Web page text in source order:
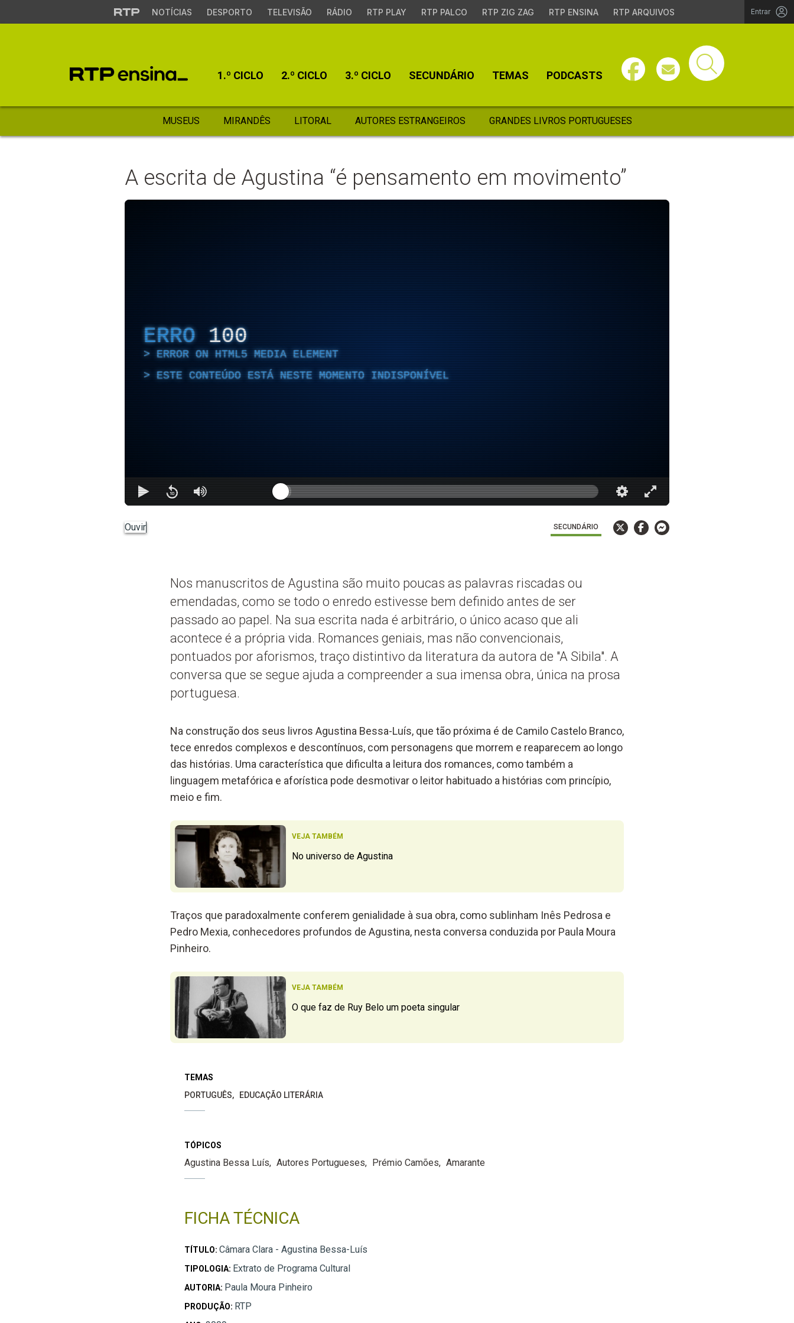
NOTÍCIAS DESPORTO TELEVISÃO RÁDIO RTP PLAY RTP PALCO RTP ZIG ZAG RTP ENSINA RTP ARQUIVOS Entrar
1.º CICLO 2.º CICLO 3.º CICLO SECUNDÁRIO TEMAS PODCASTS
MUSEUS MIRANDÊS LITORAL AUTORES ESTRANGEIROS GRANDES LIVROS PORTUGUESES
A escrita de Agustina “é pensamento em movimento”
ERRO 100
ERROR ON HTML5 MEDIA ELEMENT
ESTE CONTEÚDO ESTÁ NESTE MOMENTO INDISPONÍVEL
Ouvir SECUNDÁRIO
Nos manuscritos de Agustina são muito poucas as palavras riscadas ou
emendadas, como se todo o enredo estivesse bem definido antes de ser
passado ao papel. Na sua escrita nada é arbitrário, o único acaso que ali
acontece é a própria vida. Romances geniais, mas não convencionais,
pontuados por aforismos, traço distintivo da literatura da autora de "A Sibila". A
conversa que se segue ajuda a compreender a sua imensa obra, única na prosa
portuguesa.
Na construção dos seus livros Agustina Bessa-Luís, que tão próxima é de Camilo Castelo Branco,
tece enredos complexos e descontínuos, com personagens que morrem e reaparecem ao longo
das histórias. Uma característica que dificulta a leitura dos romances, como também a
linguagem metafórica e aforística pode desmotivar o leitor habituado a histórias com princípio,
meio e fim.
VEJA TAMBÉM
No universo de Agustina
Traços que paradoxalmente conferem genialidade à sua obra, como sublinham Inês Pedrosa e
Pedro Mexia, conhecedores profundos de Agustina, nesta conversa conduzida por Paula Moura
Pinheiro.
VEJA TAMBÉM
O que faz de Ruy Belo um poeta singular
TEMAS
PORTUGUÊS
EDUCAÇÃO LITERÁRIA
TÓPICOS
Agustina Bessa Luís Autores Portugueses Prémio Camões Amarante
FICHA TÉCNICA
TÍTULO: Câmara Clara - Agustina Bessa-Luís
TIPOLOGIA: Extrato de Programa Cultural
AUTORIA: Paula Moura Pinheiro
PRODUÇÃO: RTP